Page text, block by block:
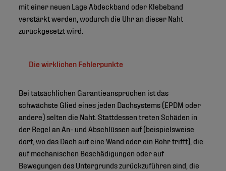
mit einer neuen Lage Abdeckband oder Klebeband
verstärkt werden, wodurch die Uhr an dieser Naht
zurückgesetzt wird.
Die wirklichen Fehlerpunkte
Bei tatsächlichen Garantieansprüchen ist das
schwächste Glied eines jeden Dachsystems (EPDM oder
andere) selten die Naht. Stattdessen treten Schäden in
der Regel an An- und Abschlüssen auf (beispielsweise
dort, wo das Dach auf eine Wand oder ein Rohr trifft), die
auf mechanischen Beschädigungen oder auf
Bewegungen des Untergrunds zurückzuführen sind, die